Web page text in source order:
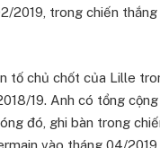
2019, trong chiến
tố chủ chốt của Lille
19. Anh có tổng
đó, ghi bàn trong